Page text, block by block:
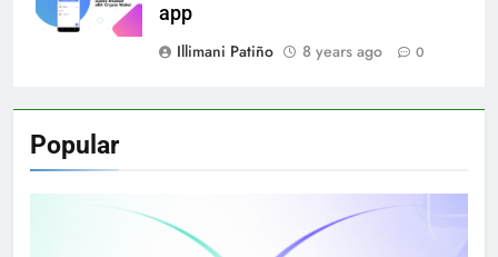
app
Illimani Patiño
8 years ago 0
Popular